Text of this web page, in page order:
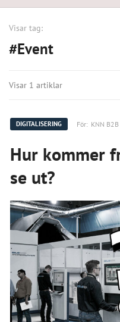
Visar tag:
#Event
Visar 1 artiklar
DIGITALISERING För: KNN
Hur kommer
se ut?